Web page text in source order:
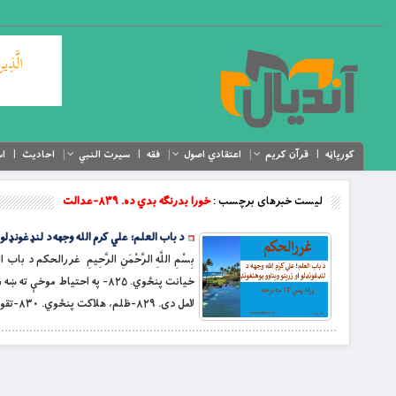
کورپاڼه قرآن کریم اعتقادي اصول فقه سیرت النبي احادیث
لیست خبرهای برچسب :خورا بدرنګه بدي ده. ۸۳۹-عدالت
د باب العلم؛ علي کرم الله وجهه د لنډغونډلو او
لامل دی. ۸۲۹-ظلم، هلاکت پنځوي. ۸۳۰-تقوا خپلول، […]